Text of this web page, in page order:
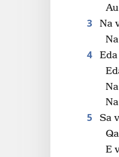
3
Na
4
5
Sa
E